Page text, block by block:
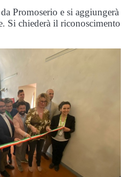
Promoserio e si aggiungerà
Si chiederà il riconoscimento